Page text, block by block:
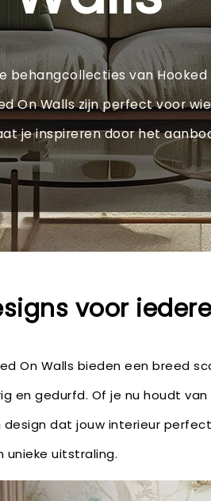
behangcollecties van
On Walls zijn perfect voor
je inspireren door het
voor
On Walls bieden een breed
en gedurfd. Of je nu houdt
design dat jouw interieur
unieke uitstraling.